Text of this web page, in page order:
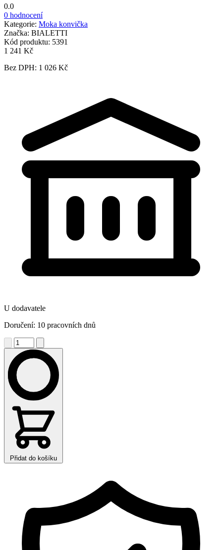
0.0
0 hodnocení
Kategorie: Moka konvička
Značka: BIALETTI
Kód produktu: 5391
1 241 Kč
Bez DPH: 1 026 Kč
U dodavatele
Doručení: 10 pracovních dnů
Přidat do košíku